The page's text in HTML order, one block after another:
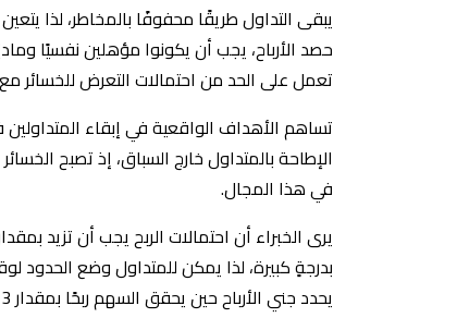
يبقى التداول طريقًا محفوفًا بالمخاطر، لذا
حصد الأرباح، يجب أن يكونوا مؤهلين نفسيًا
تعمل على الحد من احتمالات التعرض للخسائر
تساهم الأهداف الواقعية في إبقاء
الإطاحة بالمتداول خارج السباق، إذ تصبح
في هذا المجال.
يحدد جني الأرباح حين يحقق السهم ربحًا بمقدار 3 دولار.